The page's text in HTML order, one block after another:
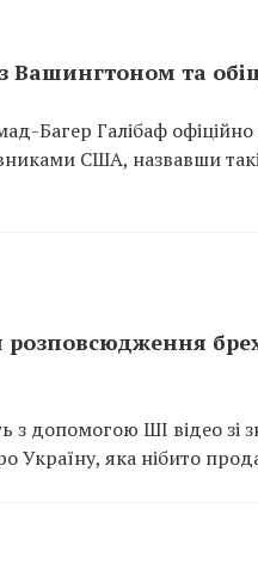
Вашингтоном та
Багер Галібаф
США, назвавши
розповсюдження
з допомогою ШІ відео зі
Україну, яка нібито